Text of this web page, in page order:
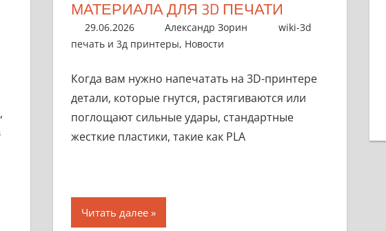
МАТЕРИАЛА ДЛЯ 3D ПЕЧАТИ
29.06.2026 Александр Зорин
wiki-3d
печать и 3д принтеры, Новости
Когда вам нужно напечатать на 3D-принтере
детали, которые гнутся, растягиваются или
поглощают сильные удары, стандартные
жесткие пластики, такие как PLA
Читать далее